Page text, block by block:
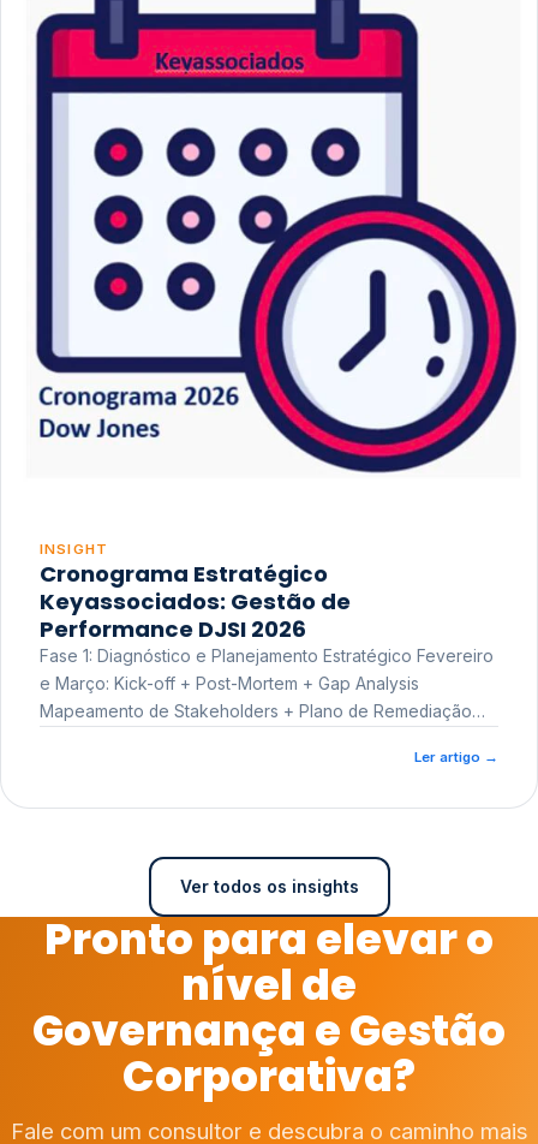
INSIGHT
Cronograma Estratégico
Keyassociados: Gestão de
Performance DJSI 2026
Fase 1: Diagnóstico e Planejamento Estratégico Fevereiro
e Março: Kick-off + Post-Mortem + Gap Analysis
Mapeamento de Stakeholders + Plano de Remediação
Ler artigo →
Ver todos os insights
Pronto para elevar o
nível de
Governança e Gestão
Corporativa?
Fale com um consultor e descubra o caminho mais